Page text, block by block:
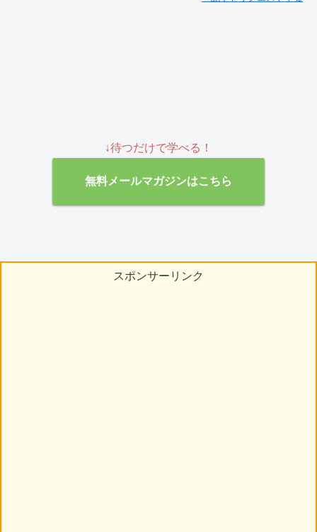
↓待つだけで学べる！
無料メールマガジンはこちら
スポンサーリンク